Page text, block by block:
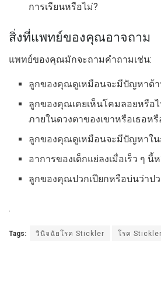
การเรียนหรือไม่?
สิ่งที่แพทย์ของคุณอาจถาม
แพทย์ของคุณมักจะถามคำถามเช่น:
ลูกของคุณดูเหมือนจะมีปัญหาด้า
ลูกของคุณเคยเห็นโคมลอยหรือ
ภายในดวงตาของเขาหรือเธอหรื
ลูกของคุณดูเหมือนจะมีปัญหาใน
อาการของเด็กแย่ลงเมื่อเร็ว ๆ นี้
ลูกของคุณปวกเปียกหรือบ่นว่าป
.
Tags: วินิจฉัยโรค Stickler โรค Stickler